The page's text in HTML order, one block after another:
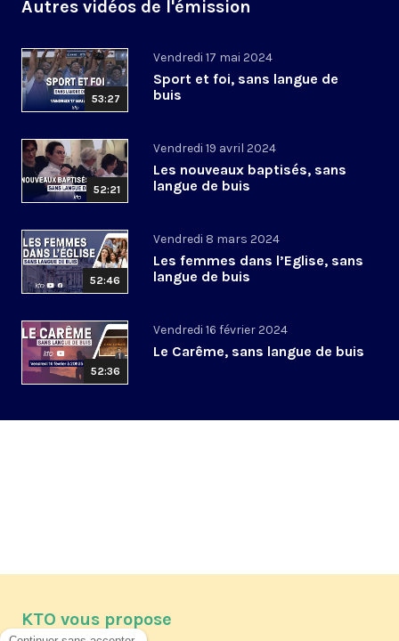
Autres vidéos de l'émission
53:27
Vendredi 17 mai 2024
Sport et foi, sans langue de
buis
52:21
Vendredi 19 avril 2024
Les nouveaux baptisés, sans
langue de buis
52:46
Vendredi 8 mars 2024
Les femmes dans l’Eglise, sans
langue de buis
52:36
Vendredi 16 février 2024
Le Carême, sans langue de buis
KTO vous propose